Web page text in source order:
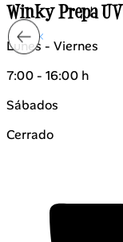
Winky UVM
Lunes - Viernes
8:00 - 17:00 h
Sábados
Cerrado